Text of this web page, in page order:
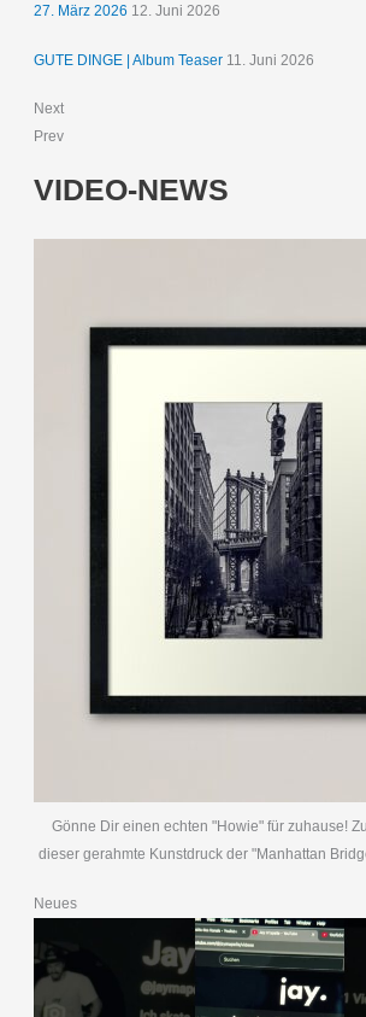
27. März 2026 12. Juni 2026
GUTE DINGE | Album Teaser 11. Juni 2026
Next
Prev
VIDEO-NEWS
Gönne Dir einen echten "Howie" für zuhause!
dieser gerahmte Kunstdruck der "Manhattan
Neues